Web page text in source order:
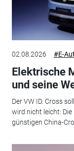
02.08.2026 #E-
Elektrische
und seine
Der VW ID. Cross
wird nicht leicht:
günstigen China-